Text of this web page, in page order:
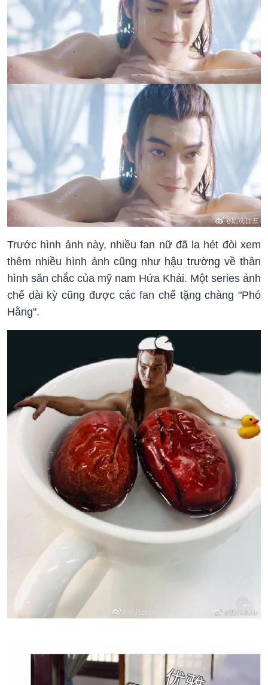
Trước hình ảnh này, nhiều fan nữ đã la hét đòi xem
thêm nhiều hình ảnh cũng như hậu trường về thân
hình săn chắc của mỹ nam Hứa Khải. Một series ảnh
chế dài kỳ cũng được các fan chế tặng chàng "Phó
Hằng".